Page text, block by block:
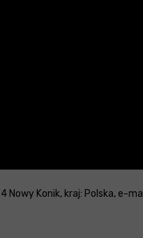
Nowy Konik, kraj: Polska, e-